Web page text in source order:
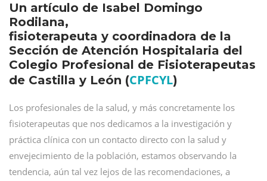
Un artículo de Isabel Domingo
Rodilana,
fisioterapeuta y coordinadora de la
Sección de Atención Hospitalaria del
Colegio Profesional de Fisioterapeutas
de Castilla y León (CPFCYL)
Los profesionales de la salud, y más concretamente los
fisioterapeutas que nos dedicamos a la investigación y
práctica clínica con un contacto directo con la salud y
envejecimiento de la población, estamos observando la
tendencia, aún tal vez lejos de las recomendaciones, a